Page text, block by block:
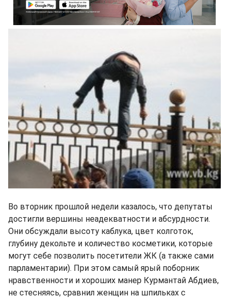
Во вторник прошлой недели казалось, что депутаты
достигли вершины неадекватности и абсурдности.
Они обсуждали высоту каблука, цвет колготок,
глубину декольте и количество косметики, которые
могут себе позволить посетители ЖК (а также сами
парламентарии). При этом самый ярый поборник
нравственности и хороших манер Курмантай Абдиев,
не стесняясь, сравнил женщин на шпильках с